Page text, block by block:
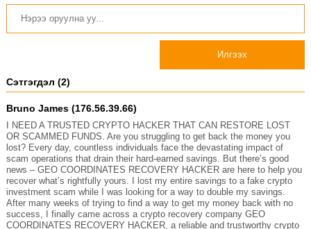
Илгээх
Сэтгэгдэл (2)
Bruno James (176.56.39.66)
I NEED A TRUSTED CRYPTO HACKER THAT CAN RESTORE LOST
OR SCAMMED FUNDS. Are you struggling to get back the money you
lost? Every day, countless individuals face the devastating impact of
scam operations that drain their hard-earned savings. But there’s good
news – GEO COORDINATES RECOVERY HACKER are here to help you
recover what’s rightfully yours. I lost my entire savings to a fake crypto
investment scam while I was looking for a way to double my savings.
After many weeks of trying to find a way to get my money back with no
success, I finally came across a crypto recovery company GEO
COORDINATES RECOVERY HACKER, a reliable and trustworthy crypto